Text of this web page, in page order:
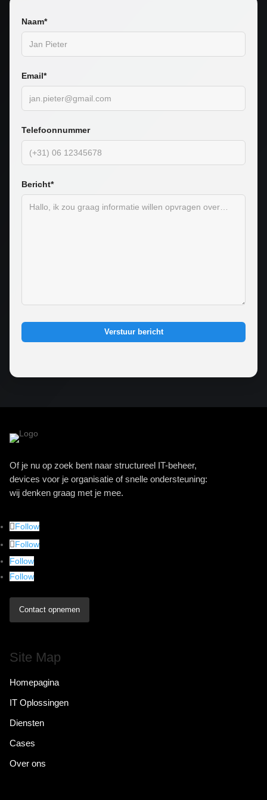
Naam*
Email*
Telefoonnummer
Bericht*
Verstuur bericht
Of je nu op zoek bent naar structureel IT-beheer,
devices voor je organisatie of snelle ondersteuning:
wij denken graag met je mee.
Follow
Follow
Follow
Follow
Contact opnemen
Site Map
Homepagina
IT Oplossingen
Diensten
Cases
Over ons